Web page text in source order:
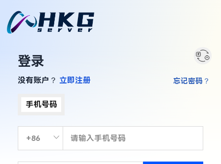
登录
没有账户？ 立即注册
手机号码
忘记密码？